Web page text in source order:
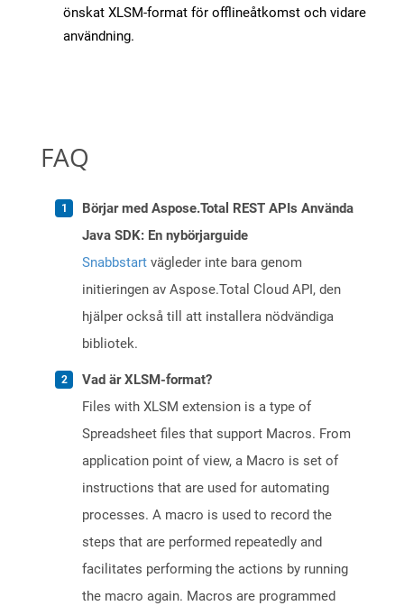
önskat XLSM-format för offlineåtkomst och vidare
användning.
FAQ
Börjar med Aspose.Total REST APIs Använda
Java SDK: En nybörjarguide
Snabbstart vägleder inte bara genom
initieringen av Aspose.Total Cloud API, den
hjälper också till att installera nödvändiga
bibliotek.
Vad är XLSM-format?
Files with XLSM extension is a type of
Spreadsheet files that support Macros. From
application point of view, a Macro is set of
instructions that are used for automating
processes. A macro is used to record the
steps that are performed repeatedly and
facilitates performing the actions by running
the macro again. Macros are programmed